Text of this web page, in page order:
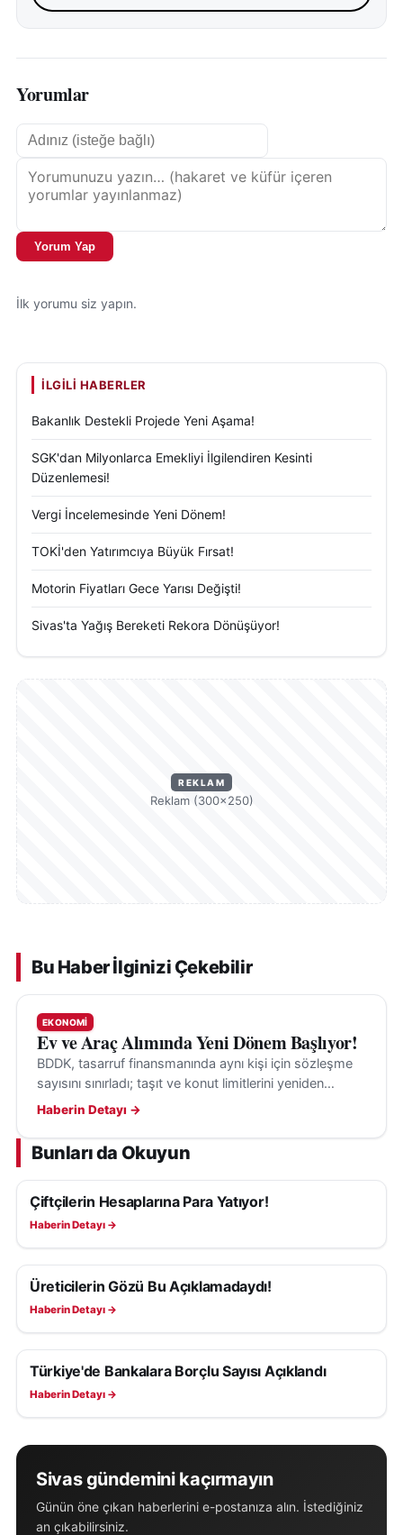
Yorumlar
Yorum Yap
İlk yorumu siz yapın.
İLGILI HABERLER
Bakanlık Destekli Projede Yeni Aşama!
SGK'dan Milyonlarca Emekliyi İlgilendiren Kesinti
Düzenlemesi!
Vergi İncelemesinde Yeni Dönem!
TOKİ'den Yatırımcıya Büyük Fırsat!
Motorin Fiyatları Gece Yarısı Değişti!
Sivas'ta Yağış Bereketi Rekora Dönüşüyor!
REKLAM
Reklam (300×250)
Bu Haber İlginizi Çekebilir
EKONOMI
Ev ve Araç Alımında Yeni Dönem Başlıyor!
BDDK, tasarruf finansmanında aynı kişi için sözleşme
sayısını sınırladı; taşıt ve konut limitlerini yeniden
belirledi. Yeni kurallar 1 Ekim 2026’da yürürlükte.
Haberin Detayı →
Bunları da Okuyun
EKONOMI
Çiftçilerin Hesaplarına Para Yatıyor!
Haberin Detayı →
EKONOMI
Üreticilerin Gözü Bu Açıklamadaydı!
Haberin Detayı →
EKONOMI
Türkiye'de Bankalara Borçlu Sayısı Açıklandı
Haberin Detayı →
Sivas gündemini kaçırmayın
Günün öne çıkan haberlerini e-postanıza alın. İstediğiniz
an çıkabilirsiniz.